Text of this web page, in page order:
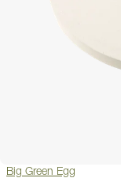
Big Green Egg